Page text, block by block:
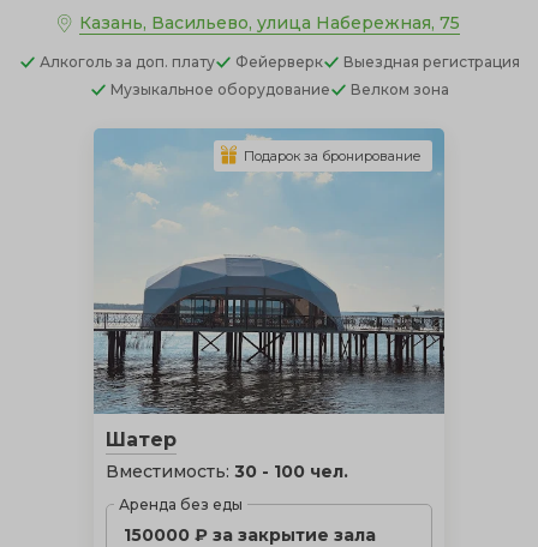
Казань, Васильево, улица Набережная, 75
Алкоголь за доп. плату Фейерверк
Выездная регистрация
Музыкальное оборудование
Велком зона
Шатер
Вместимость: 30 - 100 чел.
Аренда без еды
150000 ₽ за закрытие зала
Подарок за бронирование